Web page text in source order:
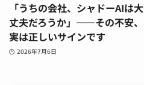
「うちの会社、シャドーAIは大
丈夫だろうか」——その不安、
実は正しいサインです
2026年7月6日